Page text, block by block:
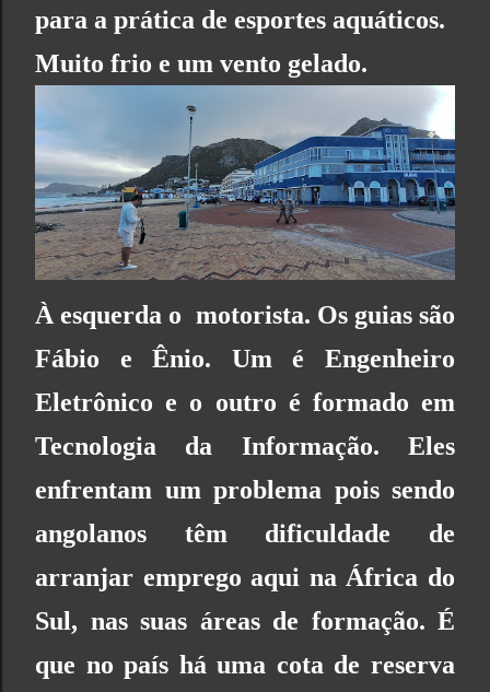
para a prática de esportes aquáticos.
Muito frio e um vento gelado.
À esquerda o motorista. Os guias são
Fábio e Ênio. Um é Engenheiro
Eletrônico e o outro é formado em
Tecnologia da Informação. Eles
enfrentam um problema pois sendo
angolanos têm dificuldade de
arranjar emprego aqui na África do
Sul, nas suas áreas de formação. É
que no país há uma cota de reserva